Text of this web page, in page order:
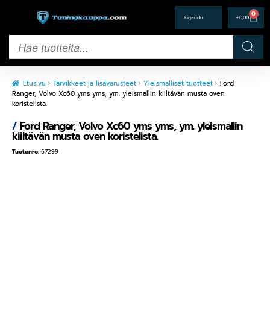
€0,00 0
Etusivu Tarvikkeet ja lisävarusteet Yleismalliset tuotteet
Ford
Ranger, Volvo Xc60 yms yms, ym. yleismallin kiiltävän musta oven
koristelista.
/Ford Ranger, Volvo Xc60 yms yms, ym. yleismallin
kiiltävän musta oven koristelista.
Tuotenro: 67299